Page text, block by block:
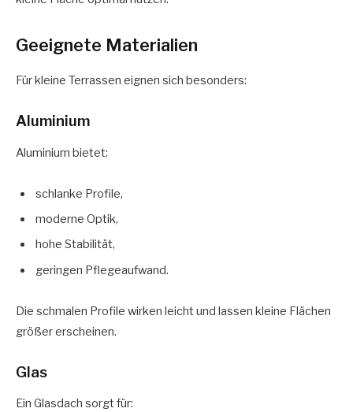
Geeignete Materialien
Für kleine Terrassen eignen sich besonders:
Aluminium
Aluminium bietet:
schlanke Profile,
moderne Optik,
hohe Stabilität,
geringen Pflegeaufwand.
Die schmalen Profile wirken leicht und lassen kleine Flächen
größer erscheinen.
Glas
Ein Glasdach sorgt für: